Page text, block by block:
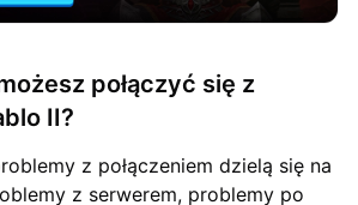
połączyć się z
II?
z połączeniem dzielą się na
z serwerem, problemy po